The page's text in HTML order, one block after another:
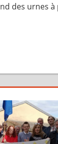
des urnes à